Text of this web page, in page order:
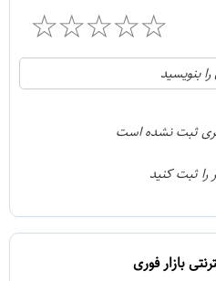
☆
☆
☆
☆
☆
21
1
بنویسید
ثبت نشده است
را ثبت کنید
بازار فوری